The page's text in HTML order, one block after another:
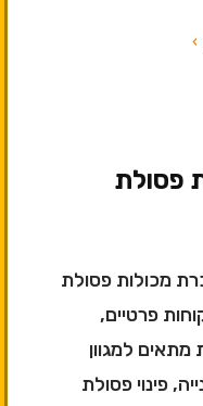
›
פסולת
מכולות פסולת
פרטיים,
מתאים למגוון
פינוי פסולת